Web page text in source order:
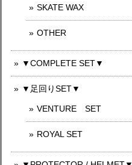
SKATE WAX
OTHER
▼COMPLETE SET▼
▼足回りSET▼
VENTURE SET
ROYAL SET